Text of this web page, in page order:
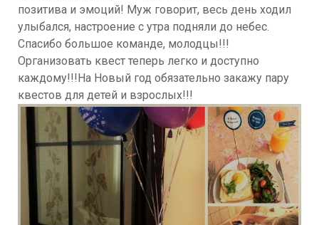
позитива и эмоций! Муж говорит, весь день ходил
улыбался, настроение с утра подняли до небес.
Спасибо большое команде, молодцы!!!
Организовать квест теперь легко и доступно
каждому!!!На Новый год обязательно закажу пару
квестов для детей и взрослых!!!